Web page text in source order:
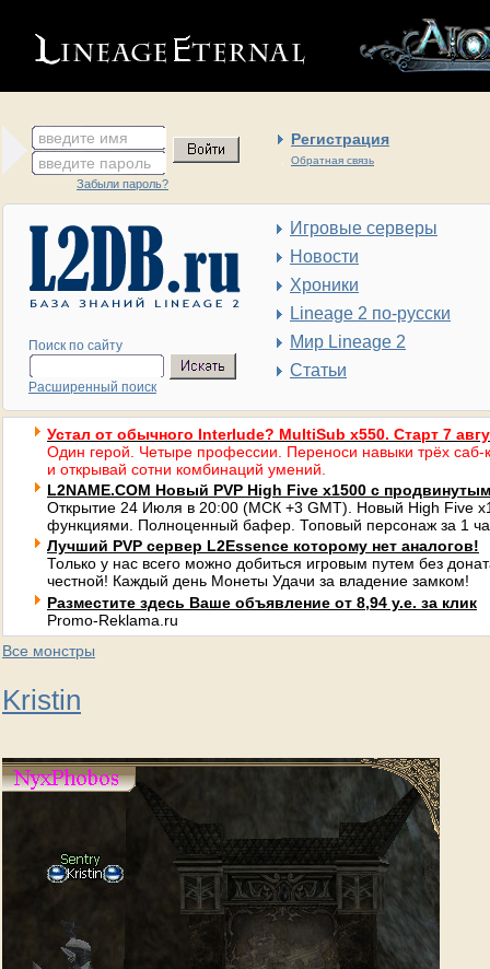
введите имя Регистрация
Обратная связь
введите пароль
Забыли пароль?
Поиск по сайту
Расширенный поиск
Игровые серверы
Новости
Хроники
Lineage 2 по-русски
Мир Lineage 2
Статьи
Устал от обычного Interlude? MultiSub x550. Старт 7
Один герой. Четыре профессии. Переноси навыки трёх саб-
и открывай сотни комбинаций умений.
L2NAME.COM Новый PVP High Five x1500 с
Открытие 24 Июля в 20:00 (МСК +3 GMT). Новый High Five
функциями. Полноценный бафер. Топовый персонаж за 1
Лучший PVP сервер L2Essence которому нет аналогов!
Только у нас всего можно добиться игровым путем без
честной! Каждый день Монеты Удачи за владение замком!
Разместите здесь Ваше объявление от 8,94 у.е. за клик
Promo-Reklama.ru
Все монстры
Kristin